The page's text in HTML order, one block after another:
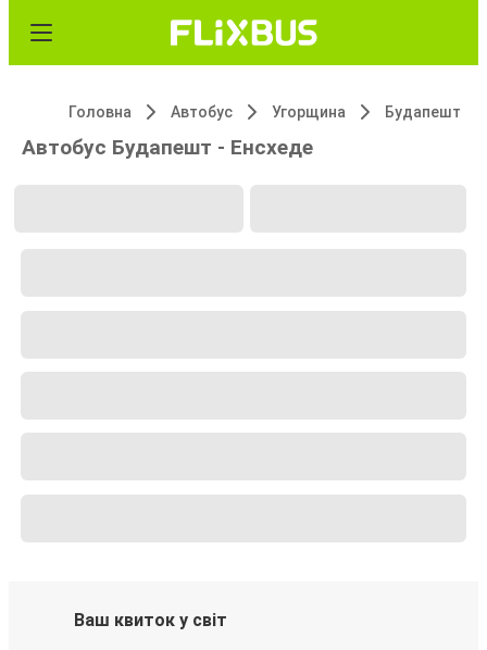
Головна Автобус Угорщина Будапешт
Автобус Будапешт - Енсхеде
Ваш квиток у світ